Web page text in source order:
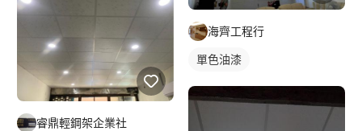
睿鼎輕鋼架企業社
海齊工程行
單色油漆